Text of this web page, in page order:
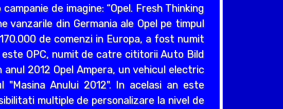
de imagine: “Opel. Fresh Thinking
vanzarile din Germania ale Opel pe timpul
de comenzi in Europa, a fost numit
OPC, numit de catre cititorii Auto Bild
2012 Opel Ampera, un vehicul electric
Anului 2012". In acelasi an este
multiple de personalizare la nivel de